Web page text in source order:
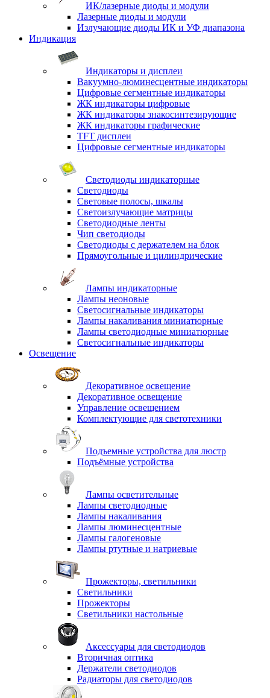
ИК/лазерные диоды и модули
Лазерные диоды и модули
Излучающие диоды ИК и УФ диапазона
Индикация
Индикаторы и дисплеи
Вакуумно-люминесцентные индикаторы
Цифровые сегментные индикаторы
ЖК индикаторы цифровые
ЖК индикаторы знакосинтезирующие
ЖК индикаторы графические
TFT дисплеи
Цифровые сегментные индикаторы
Светодиоды индикаторные
Светодиоды
Световые полосы, шкалы
Светоизлучающие матрицы
Светодиодные ленты
Чип светодиоды
Светодиоды с держателем на блок
Прямоугольные и цилиндрические
Лампы индикаторные
Лампы неоновые
Светосигнальные индикаторы
Лампы накаливания миниатюрные
Лампы светодиодные миниатюрные
Светосигнальные индикаторы
Освещение
Декоративное освещение
Декоративное освещение
Управление освещением
Комплектующие для светотехники
Подъемные устройства для люстр
Подъёмные устройства
Лампы осветительные
Лампы светодиодные
Лампы накаливания
Лампы люминесцентные
Лампы галогеновые
Лампы ртутные и натриевые
Прожекторы, светильники
Светильники
Прожекторы
Светильники настольные
Аксессуары для светодиодов
Вторичная оптика
Держатели светодиодов
Радиаторы для светодиодов